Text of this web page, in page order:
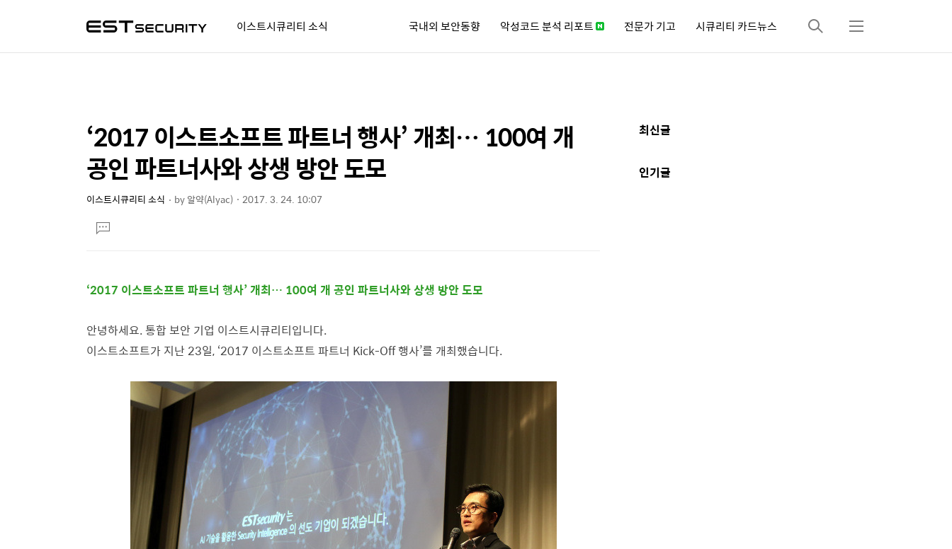
이스트시큐리티 소식 국내외 보안동향 악성코드 분석 리포트 전문가 기고 시큐리티 카드뉴스
검
메
상
세
컨
텐
본
문
제
목
‘2017 이스트소프트 파트너 행사’ 개최… 100여 개
공인 파트너사와 상생 방안 도모
이스트시큐리티 소식 by알약(Alyac) 2017. 3. 24. 10:07
문댓
글
‘2017 이스트소프트 파트너 행사’ 개최… 100여 개 공인 파트너사와 상생 방안 도모
안녕하세요.통합 보안 기업 이스트시큐리티입니다.
이스트소프트가 지난 23일, ‘2017 이스트소프트 파트너 Kick-Off 행사’를 개최했습니다.
추
정
최신글
인기글